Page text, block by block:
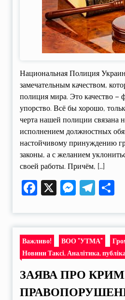
Национальная Полиция
замечательным качеством,
полиция мира. Это качество –
упорство. Всё бы хорошо,
черта нашей полиции связана
исполнением должностных
настойчивому принуждению
законы, а с желанием
своей работы. Причём, […]
Facebook
X
Важливо! ВОО "УТМА"
Новини Таксі, Аналітика,
ЗАЯВА ПРО